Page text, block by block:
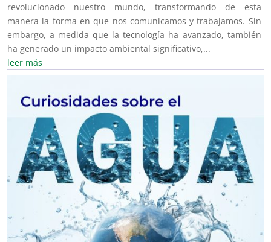
revolucionado nuestro mundo, transformando de esta
manera la forma en que nos comunicamos y trabajamos. Sin
embargo, a medida que la tecnología ha avanzado, también
ha generado un impacto ambiental significativo,...
leer más